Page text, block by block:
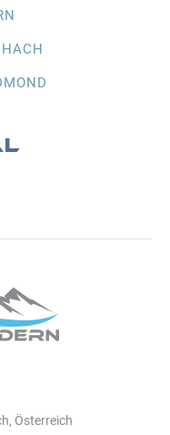
Österreich